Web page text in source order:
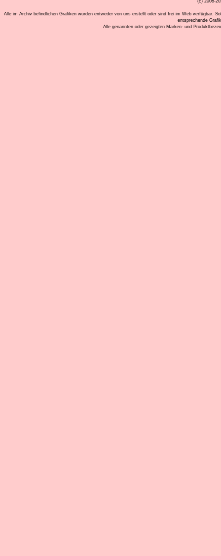
(c) 2008-
Alle im Archiv befindlichen Grafiken wurden entweder von uns erstellt oder sind frei im Web verfügbar.
entsprechende
Alle genannten oder gezeigten Marken- und